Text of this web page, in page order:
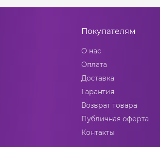
Покупателям
О нас
Оплата
Доставка
Гарантия
Возврат товара
Публичная оферта
Контакты